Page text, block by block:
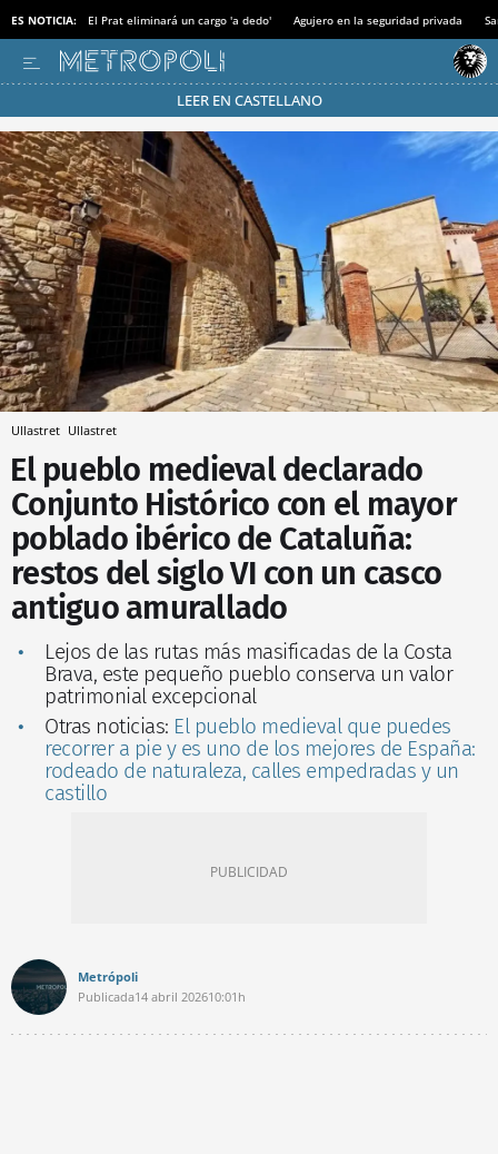
ES NOTICIA: El Prat eliminará un cargo 'a dedo' Agujero en la seguridad privada
LEER EN CASTELLANO
Pásate al MODO AHORRO
Ullastret Ullastret
⁠El pueblo medieval declarado
Conjunto Histórico con el mayor
poblado ibérico de Cataluña:
restos del siglo VI con un casco
antiguo amurallado
Lejos de las rutas más masificadas de la Costa
Brava, este pequeño pueblo conserva un valor
patrimonial excepcional
Otras noticias: El pueblo medieval que puedes
recorrer a pie y es uno de los mejores de España:
rodeado de naturaleza, calles empedradas y un
castillo
Metrópoli
Publicada14 abril 202610:01h